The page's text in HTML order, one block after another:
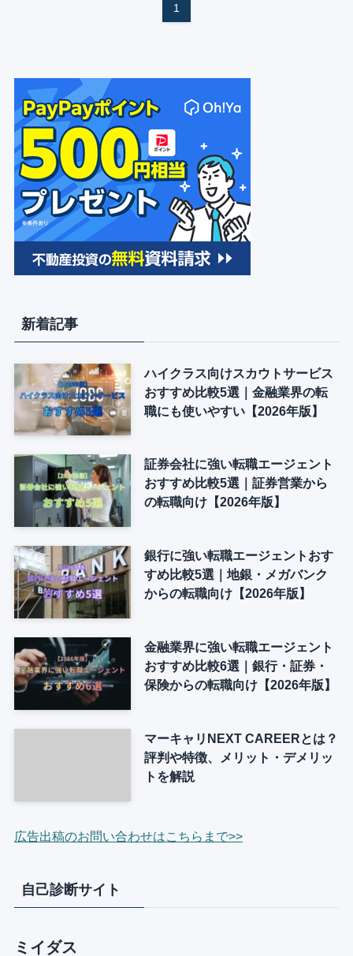
1
新着記事
ハイクラス向けスカウトサービス
おすすめ比較5選｜金融業界の転
職にも使いやすい【2026年版】
証券会社に強い転職エージェント
おすすめ比較5選｜証券営業から
の転職向け【2026年版】
銀行に強い転職エージェントおす
すめ比較5選｜地銀・メガバンク
からの転職向け【2026年版】
金融業界に強い転職エージェント
おすすめ比較6選｜銀行・証券・
保険からの転職向け【2026年版】
マーキャリNEXT CAREERとは？
評判や特徴、メリット・デメリッ
トを解説
広告出稿のお問い合わせはこちらまで>>
自己診断サイト
ミイダス